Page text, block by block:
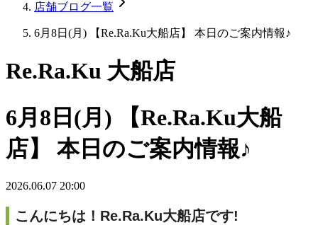
店舗ブログ一覧
6月8日(月) 【Re.Ra.Ku大船店】 本日のご案内情報♪
Re.Ra.Ku 大船店
6月8日(月) 【Re.Ra.Ku大船
店】 本日のご案内情報♪
2026.06.07 20:00
こんにちは！Re.Ra.Ku大船店です!